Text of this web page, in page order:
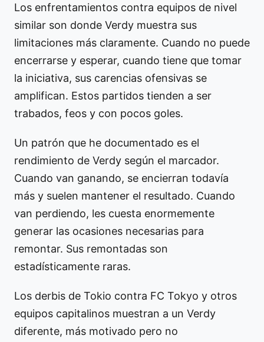
Los enfrentamientos contra equipos de nivel
similar son donde Verdy muestra sus
limitaciones más claramente. Cuando no puede
encerrarse y esperar, cuando tiene que tomar
la iniciativa, sus carencias ofensivas se
amplifican. Estos partidos tienden a ser
trabados, feos y con pocos goles.
Un patrón que he documentado es el
rendimiento de Verdy según el marcador.
Cuando van ganando, se encierran todavía
más y suelen mantener el resultado. Cuando
van perdiendo, les cuesta enormemente
generar las ocasiones necesarias para
remontar. Sus remontadas son
estadísticamente raras.
Los derbis de Tokio contra FC Tokyo y otros
equipos capitalinos muestran a un Verdy
diferente, más motivado pero no